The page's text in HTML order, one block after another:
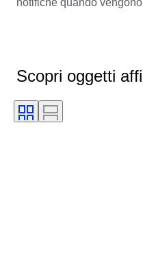
Scopri oggetti